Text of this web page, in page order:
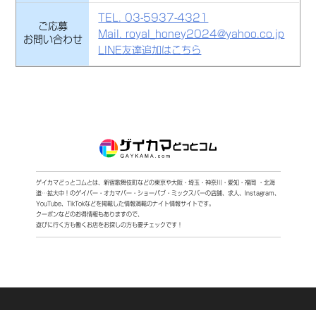
ご応募
お問い合わせ
TEL. 03-5937-4321
Mail. royal_honey2024@yahoo.co.jp
LINE友達追加はこちら
ゲイカマどっとコムとは、新宿歌舞伎町などの東京や大阪・埼玉・神奈川・愛知・福岡 ・北海
道…拡大中！ のゲイバー・オカマバー・ショーパブ・ミックスバーの店舗、求人、Instagram、
YouTube、TikTokなどを掲載した情報満載のナイト情報サイトです。
クーポンなどのお得情報もありますので、
遊びに行く方も働くお店をお探しの方も要チェックです！